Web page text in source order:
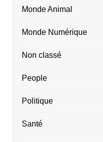
Monde Animal
Monde Numérique
Non classé
People
Politique
Santé